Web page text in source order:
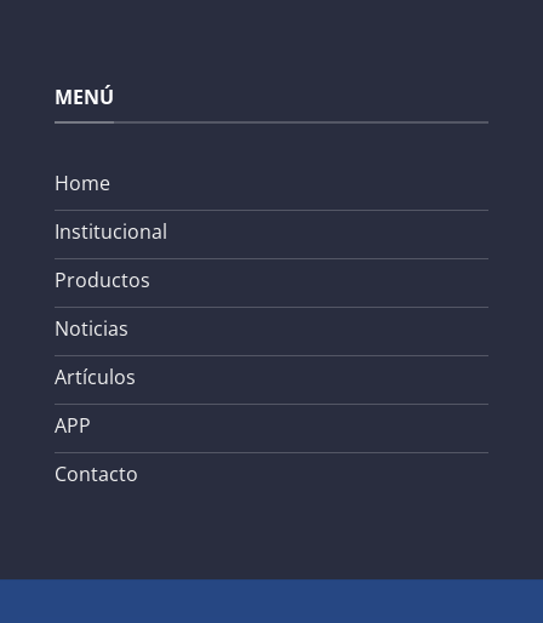
MENÚ
Home
Institucional
Productos
Noticias
Artículos
APP
Contacto